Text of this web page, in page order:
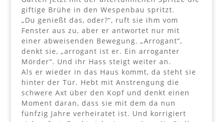
giftige Brühe in den Wespenbau spritzt.
„Du genießt das, oder?“, ruft sie ihm vom
Fenster aus zu, aber er antwortet nur mit
einer abweisenden Bewegung. „Arrogant“,
denkt sie, „arrogant ist er. Ein arroganter
Mörder“. Und ihr Hass steigt weiter an.
Als er wieder in das Haus kommt, da steht sie
hinter der Tür. Hebt mit Anstrengung die
schwere Axt über den Kopf und denkt einen
Moment daran, dass sie mit dem da nun
fünfzig Jahre verheiratet ist. Und korrigiert